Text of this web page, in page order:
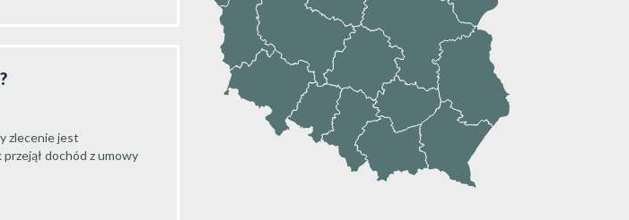
zlecenie jest
dochód z umowy